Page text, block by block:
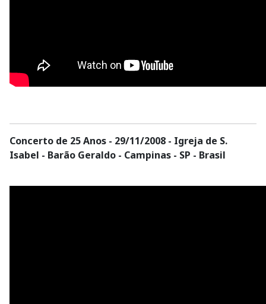
Concerto de 25 Anos - 29/11/2008 - Igreja de S.
Isabel - Barão Geraldo - Campinas - SP - Brasil